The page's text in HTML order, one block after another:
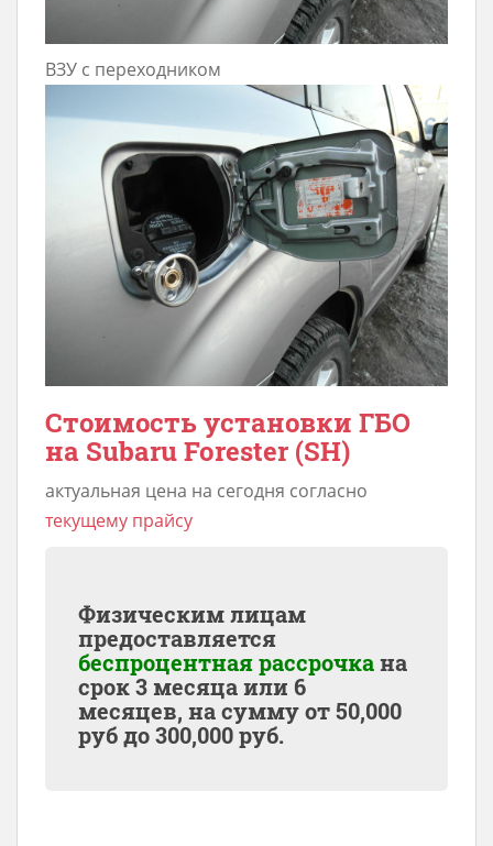
ВЗУ с переходником
Стоимость установки ГБО
на Subaru Forester (SH)
актуальная цена на сегодня согласно
текущему прайсу
Физическим лицам
предоставляется
беспроцентная рассрочкана
срок 3 месяца или 6
месяцев, на сумму от50,000
руб до300,000руб.